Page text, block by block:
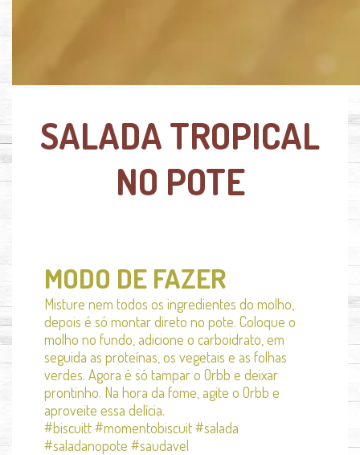
SALADA TROPICAL
NO POTE
MODO DE FAZER
Misture nem todos os ingredientes do molho,
depois é só montar direto no pote. Coloque o
molho no fundo, adicione o carboidrato, em
seguida as proteínas, os vegetais e as folhas
verdes. Agora é só tampar o Orbb e deixar
prontinho. Na hora da fome, agite o Orbb e
aproveite essa delícia.
#biscuitt #momentobiscuit #salada
#saladanopote #saudavel